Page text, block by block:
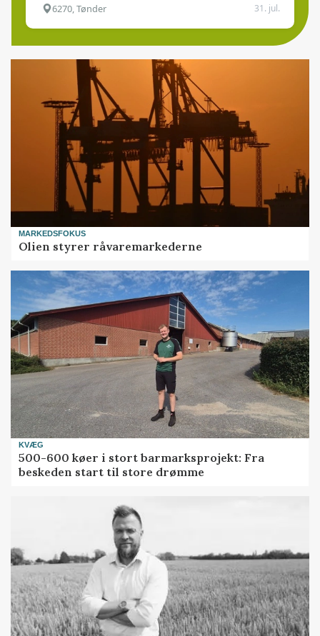
6270, Tønder 31. jul.
MARKEDSFOKUS
Olien styrer råvaremarkederne
KVÆG
500-600 køer i stort barmarksprojekt: Fra
beskeden start til store drømme